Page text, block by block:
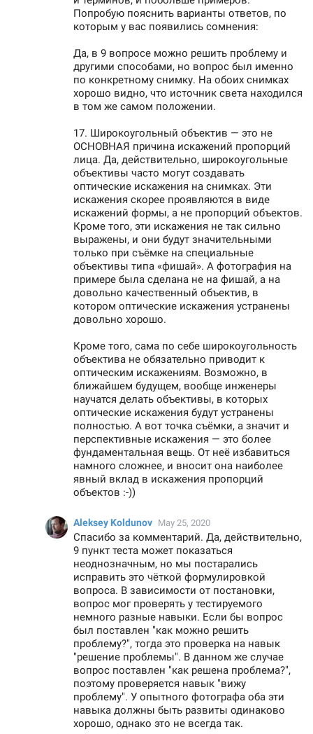
Попробую пояснить варианты ответов, по
которым у вас появились сомнения:
Да, в 9 вопросе можно решить проблему и
другими способами, но вопрос был именно
по конкретному снимку. На обоих снимках
хорошо видно, что источник света находился
в том же самом положении.
17. Широкоугольный объектив — это не
ОСНОВНАЯ причина искажений пропорций
лица. Да, действительно, широкоугольные
объективы часто могут создавать
оптические искажения на снимках. Эти
искажения скорее проявляются в виде
искажений формы, а не пропорций объектов.
Кроме того, эти искажения не так сильно
выражены, и они будут значительными
только при съёмке на специальные
объективы типа «фишай». А фотография на
примере была сделана не на фишай, а на
довольно качественный объектив, в
котором оптические искажения устранены
довольно хорошо.
Кроме того, сама по себе широкоугольность
объектива не обязательно приводит к
оптическим искажениям. Возможно, в
ближайшем будущем, вообще инженеры
научатся делать объективы, в которых
оптические искажения будут устранены
полностью. А вот точка съёмки, а значит и
перспективные искажения — это более
фундаментальная вещь. От неё избавиться
намного сложнее, и вносит она наиболее
явный вклад в искажения пропорций
объектов :-))
Aleksey Koldunov May 25, 2020
Спасибо за комментарий. Да, действительно,
9 пункт теста может показаться
неоднозначным, но мы постарались
исправить это чёткой формулировкой
вопроса. В зависимости от постановки,
вопрос мог проверять у тестируемого
немного разные навыки. Если бы вопрос
был поставлен "как можно решить
проблему?", тогда это проверка на навык
"решение проблемы". В данном же случае
вопрос поставлен "как решена проблема?",
поэтому проверяется навык "вижу
проблему". У опытного фотографа оба эти
навыка должны быть развиты одинаково
хорошо, однако это не всегда так.